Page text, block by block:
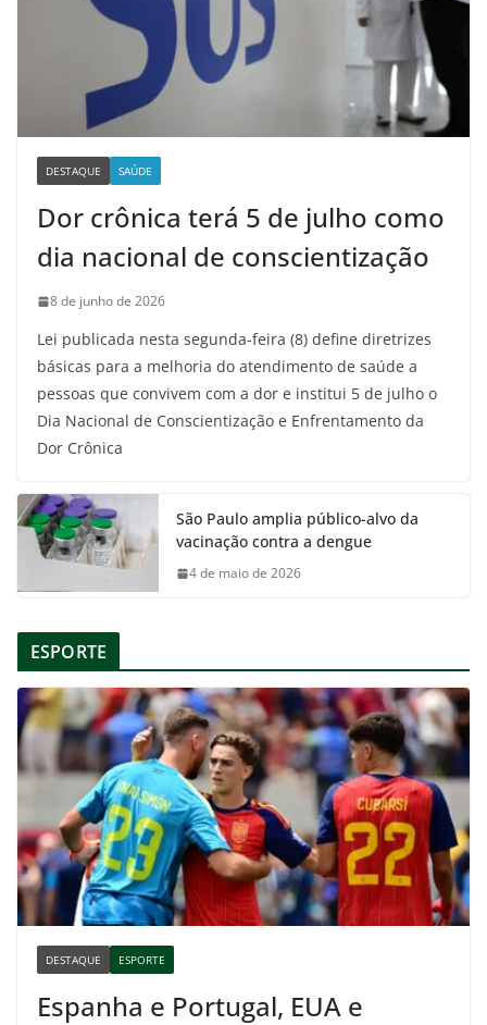
DESTAQUE SAÚDE
Dor crônica terá 5 de julho como
dia nacional de conscientização
8 de junho de 2026
Lei publicada nesta segunda-feira (8) define diretrizes
básicas para a melhoria do atendimento de saúde a
pessoas que convivem com a dor e institui 5 de julho o
Dia Nacional de Conscientização e Enfrentamento da
Dor Crônica
São Paulo amplia público-alvo da
vacinação contra a dengue
4 de maio de 2026
ESPORTE
DESTAQUE ESPORTE
Espanha e Portugal, EUA e